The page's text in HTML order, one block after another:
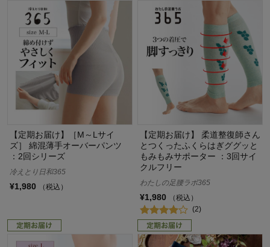
【定期お届け】［M～Lサイ
ズ］ 綿混薄手オーバーパンツ
：2回シリーズ
冷えとり日和365
¥1,980 （税込）
【定期お届け】 柔道整復師さん
とつくったふくらはぎググッと
もみもみサポーター ：3回サイ
クルフリー
わたしの足腰ラボ365
¥1,980
（税込）
(2)